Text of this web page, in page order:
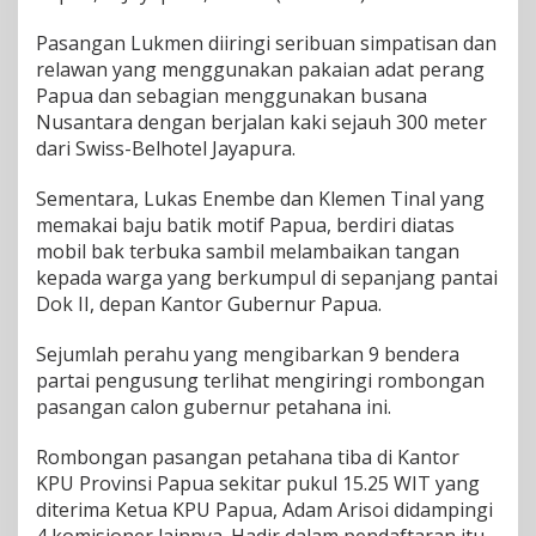
n
L
u
k
m
e
M
e
n
d
a
f
r
k
e
P
U
P
a
Pasangan Lukmen diiringi seribuan simpatisan dan
relawan yang menggunakan pakaian adat perang
Papua dan sebagian menggunakan busana
Nusantara dengan berjalan kaki sejauh 300 meter
dari Swiss-Belhotel Jayapura.
Sementara, Lukas Enembe dan Klemen Tinal yang
memakai baju batik motif Papua, berdiri diatas
mobil bak terbuka sambil melambaikan tangan
kepada warga yang berkumpul di sepanjang pantai
Dok II, depan Kantor Gubernur Papua.
Sejumlah perahu yang mengibarkan 9 bendera
partai pengusung terlihat mengiringi rombongan
pasangan calon gubernur petahana ini.
Rombongan pasangan petahana tiba di Kantor
KPU Provinsi Papua sekitar pukul 15.25 WIT yang
diterima Ketua KPU Papua, Adam Arisoi didampingi